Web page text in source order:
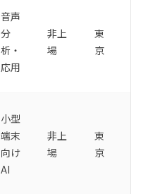
音声
分
析・
応用
非上
場
東
京
小型
端末
向け
AI
非上
場
東
京